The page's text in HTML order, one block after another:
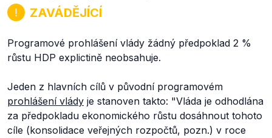
ZAVÁDĚJÍCÍ
Programové prohlášení vlády žádný předpoklad 2 %
růstu HDP explictině neobsahuje.
Jeden z hlavních cílů v původní programovém
prohlášení vlády je stanoven takto: "Vláda je odhodlána
za předpokladu ekonomického růstu dosáhnout tohoto
cíle (konsolidace veřejných rozpočtů, pozn.) v roce